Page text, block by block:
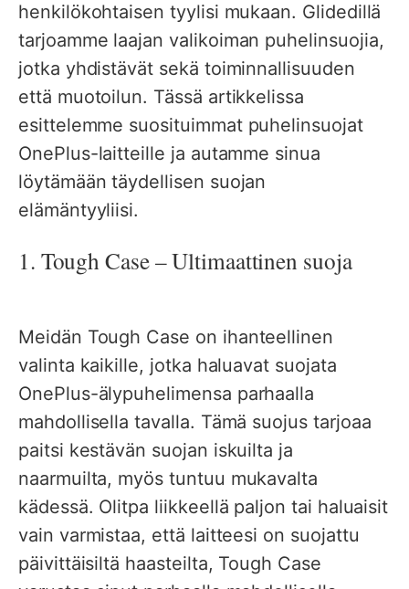
henkilökohtaisen tyylisi mukaan. Glidedillä
tarjoamme laajan valikoiman puhelinsuojia,
jotka yhdistävät sekä toiminnallisuuden
että muotoilun. Tässä artikkelissa
esittelemme suosituimmat puhelinsuojat
OnePlus-laitteille ja autamme sinua
löytämään täydellisen suojan
elämäntyyliisi.
1. Tough Case – Ultimaattinen suoja
Meidän Tough Case on ihanteellinen
valinta kaikille, jotka haluavat suojata
OnePlus-älypuhelimensa parhaalla
mahdollisella tavalla. Tämä suojus tarjoaa
paitsi kestävän suojan iskuilta ja
naarmuilta, myös tuntuu mukavalta
kädessä. Olitpa liikkeellä paljon tai haluaisit
vain varmistaa, että laitteesi on suojattu
päivittäisiltä haasteilta, Tough Case